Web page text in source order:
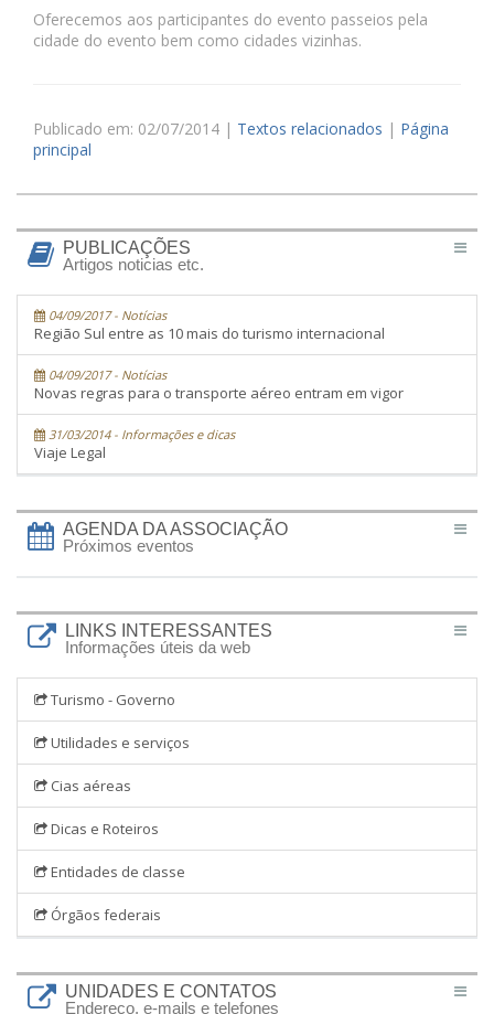
Oferecemos aos participantes do evento passeios pela
cidade do evento bem como cidades vizinhas.
Publicado em: 02/07/2014 | Textos relacionados | Página
principal
PUBLICAÇÕES
Artigos noticias etc.
04/09/2017 - Notícias
Região Sul entre as 10 mais do turismo internacional
04/09/2017 - Notícias
Novas regras para o transporte aéreo entram em vigor
31/03/2014 - Informações e dicas
Viaje Legal
AGENDA DA ASSOCIAÇÃO
Próximos eventos
LINKS INTERESSANTES
Informações úteis da web
Turismo - Governo
Utilidades e serviços
Cias aéreas
Dicas e Roteiros
Entidades de classe
Órgãos federais
UNIDADES E CONTATOS
Endereço, e-mails e telefones